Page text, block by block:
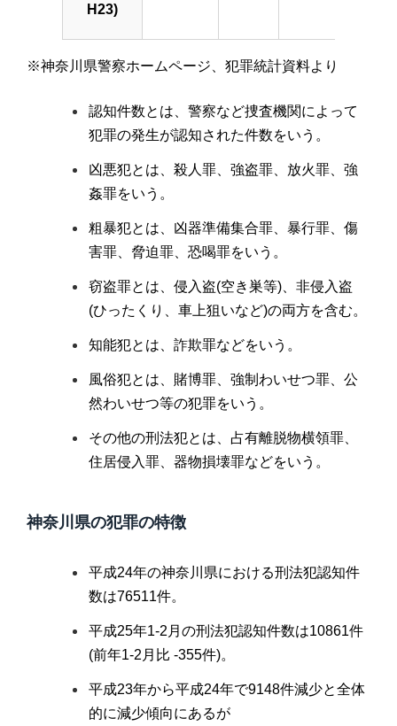
H23)
※神奈川県警察ホームページ、犯罪統計資料より
認知件数とは、警察など捜査機関によって
犯罪の発生が認知された件数をいう。
凶悪犯とは、殺人罪、強盗罪、放火罪、強
姦罪をいう。
粗暴犯とは、凶器準備集合罪、暴行罪、傷
害罪、脅迫罪、恐喝罪をいう。
窃盗罪とは、侵入盗(空き巣等)、非侵入盗
(ひったくり、車上狙いなど)の両方を含む。
知能犯とは、詐欺罪などをいう。
風俗犯とは、賭博罪、強制わいせつ罪、公
然わいせつ等の犯罪をいう。
その他の刑法犯とは、占有離脱物横領罪、
住居侵入罪、器物損壊罪などをいう。
神奈川県の犯罪の特徴
平成24年の神奈川県における刑法犯認知件
数は76511件。
平成25年1-2月の刑法犯認知件数は10861件
(前年1-2月比 -355件)。
平成23年から平成24年で9148件減少と全体
的に減少傾向にあるが